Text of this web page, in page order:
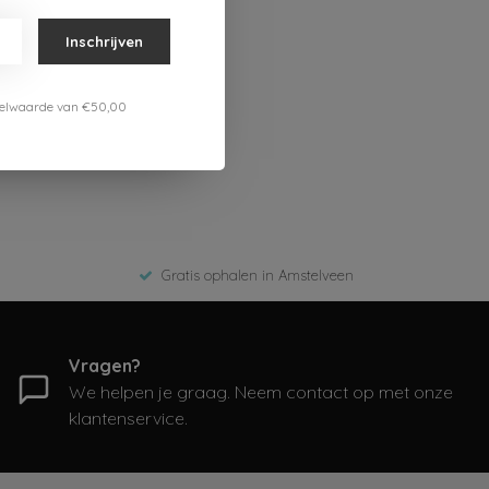
Gratis ophalen in Amstelveen
Vragen?
We helpen je graag. Neem contact op met onze
klantenservice.
Inschrijven
van €50,00